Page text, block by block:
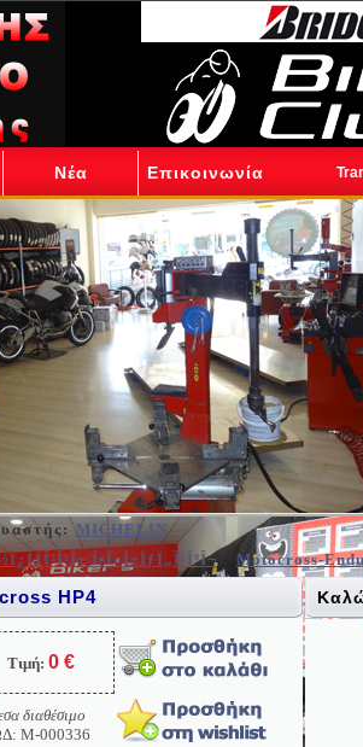
Νέα Επικοινωνία
MICHELIN
Î•Î»Î±ÏƒÏ„Î¹ÎºÎ¬: Motocross-
HP4
Τιμή: 0 €
διαθέσιμο
M-000336